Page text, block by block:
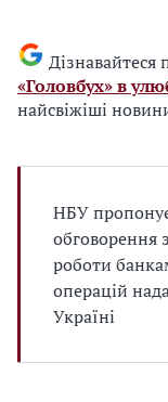
«Головбух» в
найсвіжіші
НБУ
обговорення
роботи
операцій
Україні